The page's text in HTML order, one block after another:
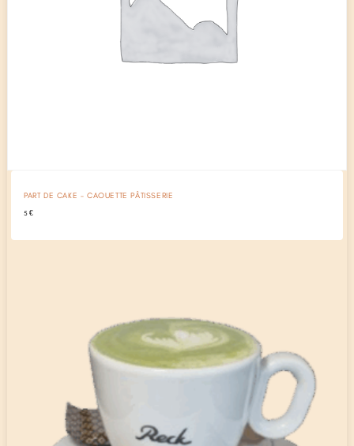
PART DE CAKE – CAOUETTE PÂTISSERIE
5 €